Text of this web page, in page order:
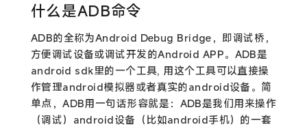
什么是ADB命令
ADB的全称为Android Debug Bridge，即调试桥，
方便调试设备或调试开发的Android APP。ADB是
android sdk里的一个工具, 用这个工具可以直接操
作管理android模拟器或者真实的android设备。简
单点，ADB用一句话形容就是：ADB是我们用来操作
（调试）android设备（比如android手机）的一套